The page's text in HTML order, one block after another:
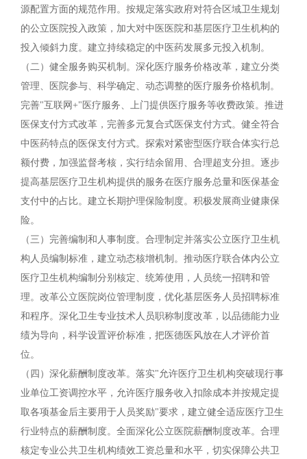
源配置方面的规范作用。按规定落实政府对符合区域卫生规划
的公立医院投入政策，加大对中医医院和基层医疗卫生机构的
投入倾斜力度。建立持续稳定的中医药发展多元投入机制。
（二）健全服务购买机制。深化医疗服务价格改革，建立分类
管理、医院参与、科学确定、动态调整的医疗服务价格机制。
完善"互联网+"医疗服务、上门提供医疗服务等收费政策。推进
医保支付方式改革，完善多元复合式医保支付方式。健全符合
中医药特点的医保支付方式。探索对紧密型医疗联合体实行总
额付费，加强监督考核，实行结余留用、合理超支分担。逐步
提高基层医疗卫生机构提供的服务在医疗服务总量和医保基金
支付中的占比。建立长期护理保险制度。积极发展商业健康保
险。
（三）完善编制和人事制度。合理制定并落实公立医疗卫生机
构人员编制标准，建立动态核增机制。推动医疗联合体内公立
医疗卫生机构编制分别核定、统筹使用，人员统一招聘和管
理。改革公立医院岗位管理制度，优化基层医务人员招聘标准
和程序。深化卫生专业技术人员职称制度改革，以品德能力业
绩为导向，科学设置评价标准，把医德医风放在人才评价首
位。
（四）深化薪酬制度改革。落实"允许医疗卫生机构突破现行事
业单位工资调控水平，允许医疗服务收入扣除成本并按规定提
取各项基金后主要用于人员奖励"要求，建立健全适应医疗卫生
行业特点的薪酬制度。全面深化公立医院薪酬制度改革。合理
核定专业公共卫生机构绩效工资总量和水平，切实保障公共卫